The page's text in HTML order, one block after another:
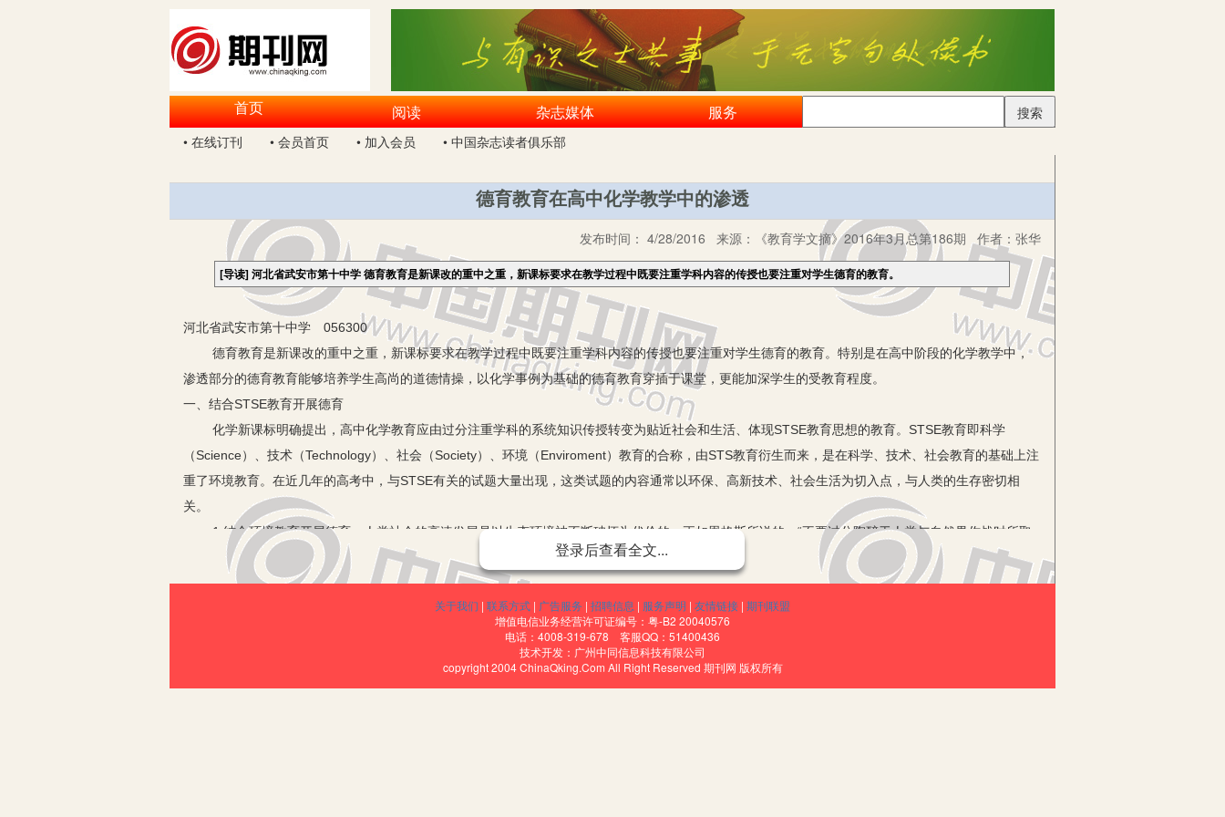
首页 阅读 杂志媒体 服务
搜索
• 在线订刊
• 会员首页 • 加入会员 • 中国杂志读者俱乐部
德育教育在高中化学教学中的渗透
发布时间： 4/28/2016 来源： 《教育学文摘》2016年3月总第186期 作者： 张华
[导读]河北省武安市第十中学 德育教育是新课改的重中之重，新课标要求在教学过程中既要注重学科内容的传授也要注重对学生德育的教育。
河北省武安市第十中学 056300
德育教育是新课改的重中之重，新课标要求在教学过程中既要注重学科内容的传授也要注重对学生德育的教育。特别是在高中阶段的化学教学中，
渗透部分的德育教育能够培养学生高尚的道德情操，以化学事例为基础的德育教育穿插于课堂，更能加深学生的受教育程度。
一、结合STSE教育开展德育
化学新课标明确提出，高中化学教育应由过分注重学科的系统知识传授转变为贴近社会和生活、体现STSE教育思想的教育。STSE教育即科学
（Science）、技术（Technology）、社会（Society）、环境（Enviroment）教育的合称，由STS教育衍生而来，是在科学、技术、社会教育的基础上注
重了环境教育。在近几年的高考中，与STSE有关的试题大量出现，这类试题的内容通常以环保、高新技术、社会生活为切入点，与人类的生存密切相
关。
1.结合环境教育开展德育。人类社会的高速发展是以生态环境被不断破坏为代价的。正如恩格斯所说的：“不要过分陶醉于人类与自然界作战时所取
得的胜利，对于每一次胜利，自然界都报复了我们。”现在环境污染已不再是个别区域的问题，它威胁到全人类的生存与发展。化学教师在课堂上应有意
识地将环保意识教育穿插于教学中，将现实中发生的环境污染事件和国家命运、人类发展联系起来，教育学生要从身边的小事做起，自觉维护我们的生态
2.结合社会教育开展德育。新教材中增加了介绍化工生产、化学产品内容的分量。能否正确使用化学品，直接关系到人类的命运。现在“绿色化
学”、“低碳经济”等词语频繁出现在社会生活中，在可持续发展的思想指导下如何减少高碳能源的消耗，减少煤炭、石油等不可再生能源的使用，减少二氧
登录后查看全文...
关于我们 | 联系方式 | 广告服务 | 招聘信息 | 服务声明 | 友情链接 | 期刊联盟
增值电信业务经营许可证编号：粤-B2 20040576
电话：4008-319-678 客服QQ：51400436
技术开发：广州中同信息科技有限公司
copyright 2004 ChinaQking.Com All Right Reserved 期刊网 版权所有